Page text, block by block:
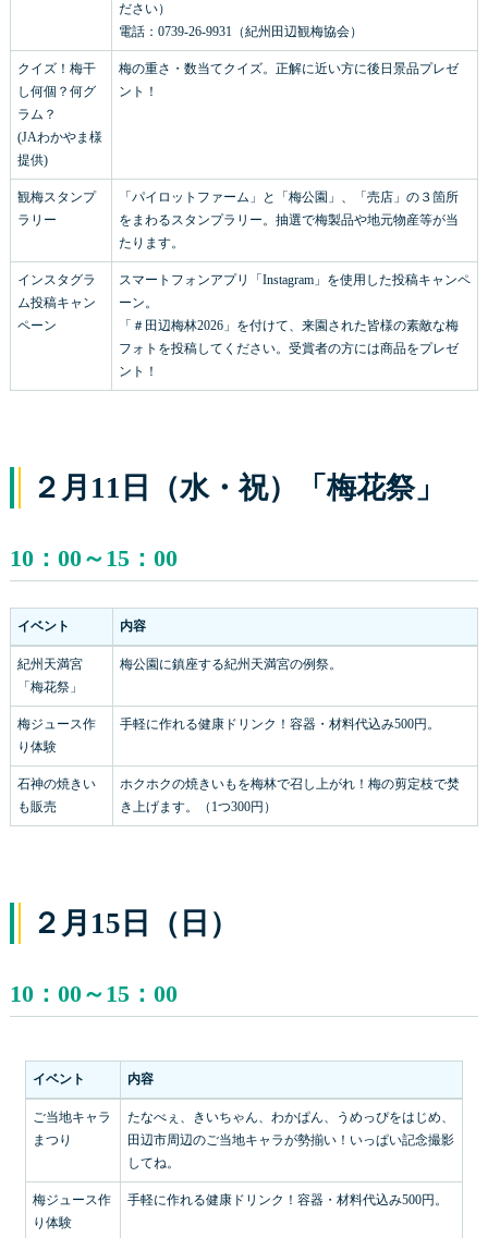
ださい）
電話：0739-26-9931（紀州田辺観梅協会）
クイズ！梅干
し何個？何グ
ラム？
(JAわかやま様
提供)
梅の重さ・数当てクイズ。正解に近い方に後日景品プレゼ
ント！
観梅スタンプ
ラリー
「パイロットファーム」と「梅公園」、「売店」の３箇所
をまわるスタンプラリー。抽選で梅製品や地元物産等が当
たります。
インスタグラ
ム投稿キャン
ペーン
スマートフォンアプリ「Instagram」を使用した投稿キャンペ
ーン。
「＃田辺梅林2026」を付けて、来園された皆様の素敵な梅
フォトを投稿してください。受賞者の方には商品をプレゼ
ント！
２月11日（水・祝）「梅花祭」
10：00～15：00
イベント 内容
紀州天満宮
「梅花祭」
梅公園に鎮座する紀州天満宮の例祭。
梅ジュース作
り体験
手軽に作れる健康ドリンク！容器・材料代込み500円。
石神の焼きい
も販売
ホクホクの焼きいもを梅林で召し上がれ！梅の剪定枝で焚
き上げます。（1つ300円）
２月15日（日）
10：00～15：00
イベント 内容
ご当地キャラ
まつり
たなべぇ、きいちゃん、わかぱん、うめっぴをはじめ、
田辺市周辺のご当地キャラが勢揃い！いっぱい記念撮影
してね。
梅ジュース作
り体験
手軽に作れる健康ドリンク！容器・材料代込み500円。